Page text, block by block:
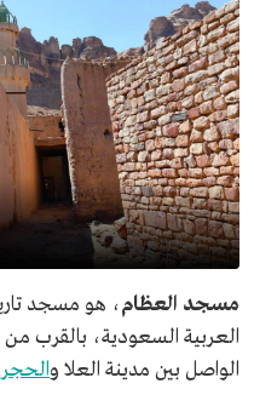
مسجد العظام، هو مسجد
العربية السعودية، بالقرب
الواصل بين مدينة العلا والحجر